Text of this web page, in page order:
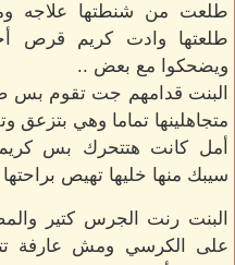
طلعت من شنطتها علاجه
طلعتها وادت كريم قرص
ويضحكوا مع بعض ..
البنت قدامهم جت تقوم بس
متجاهلينها تماما وهي
أمل كانت هتتحرك بس
سيبك منها خليها تهيص
البنت رنت الجرس كتير
على الكرسي ومش عارفة